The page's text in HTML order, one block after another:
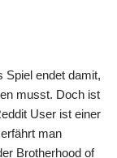
Spiel endet damit,
musst. Doch ist
User ist einer
man
Brotherhood of